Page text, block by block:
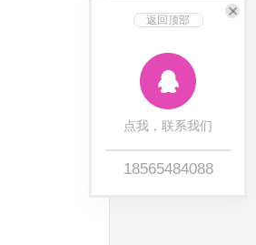
返回顶部
点我，联系我们
18565484088